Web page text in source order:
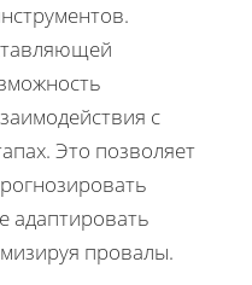
с
Это позволяет
адаптировать
провалы.